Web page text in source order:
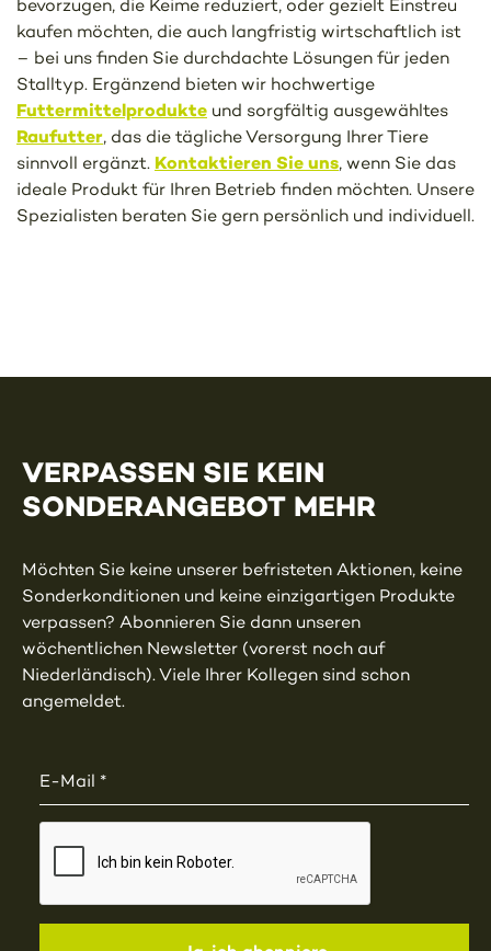
bevorzugen, die Keime reduziert, oder gezielt Einstreu
kaufen möchten, die auch langfristig wirtschaftlich ist
– bei uns finden Sie durchdachte Lösungen für jeden
Stalltyp. Ergänzend bieten wir hochwertige
Futtermittelprodukte und sorgfältig ausgewähltes
Raufutter, das die tägliche Versorgung Ihrer Tiere
sinnvoll ergänzt. Kontaktieren Sie uns, wenn Sie das
ideale Produkt für Ihren Betrieb finden möchten. Unsere
Spezialisten beraten Sie gern persönlich und individuell.
VERPASSEN SIE KEIN
SONDERANGEBOT MEHR
Möchten Sie keine unserer befristeten Aktionen, keine
Sonderkonditionen und keine einzigartigen Produkte
verpassen? Abonnieren Sie dann unseren
wöchentlichen Newsletter (vorerst noch auf
Niederländisch). Viele Ihrer Kollegen sind schon
angemeldet.